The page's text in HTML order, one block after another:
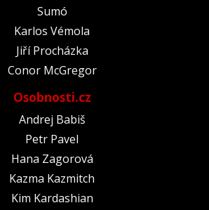
Sumó
Karlos Vémola
Jiří Procházka
Conor McGregor
Osobnosti.cz
Andrej Babiš
Petr Pavel
Hana Zagorová
Kazma Kazmitch
Kim Kardashian